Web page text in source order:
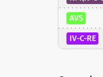
AVS
IV-C-RE